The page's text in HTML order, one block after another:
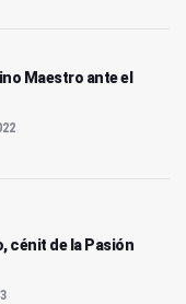
Maestro ante el
cénit de la Pasión